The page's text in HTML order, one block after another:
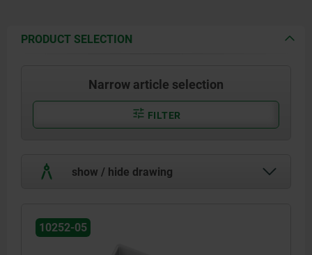
PRODUCT SELECTION
Narrow article selection
FILTER
show / hide drawing
10252-05